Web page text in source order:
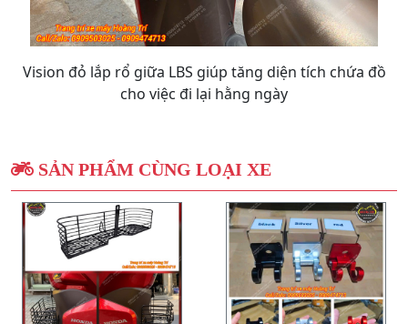
Vision đỏ lắp rổ giữa LBS giúp tăng diện tích chứa đồ
cho việc đi lại hằng ngày
SẢN PHẨM CÙNG LOẠI XE